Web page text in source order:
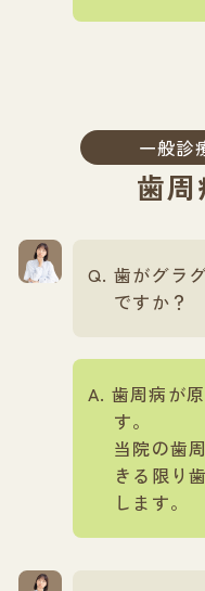
一般診
歯
歯がグラ
ですか？
歯周病が
す。
当院の歯
きる限り
します。